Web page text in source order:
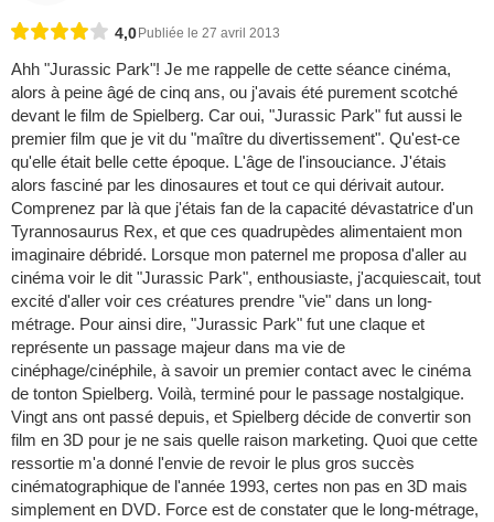
4,0 Publiée le 27 avril 2013
Ahh "Jurassic Park"! Je me rappelle de cette séance cinéma,
alors à peine âgé de cinq ans, ou j'avais été purement scotché
devant le film de Spielberg. Car oui, "Jurassic Park" fut aussi le
premier film que je vit du "maître du divertissement". Qu'est-ce
qu'elle était belle cette époque. L'âge de l'insouciance. J'étais
alors fasciné par les dinosaures et tout ce qui dérivait autour.
Comprenez par là que j'étais fan de la capacité dévastatrice d'un
Tyrannosaurus Rex, et que ces quadrupèdes alimentaient mon
imaginaire débridé. Lorsque mon paternel me proposa d'aller au
cinéma voir le dit "Jurassic Park", enthousiaste, j'acquiescait, tout
excité d'aller voir ces créatures prendre "vie" dans un long-
métrage. Pour ainsi dire, "Jurassic Park" fut une claque et
représente un passage majeur dans ma vie de
cinéphage/cinéphile, à savoir un premier contact avec le cinéma
de tonton Spielberg. Voilà, terminé pour le passage nostalgique.
Vingt ans ont passé depuis, et Spielberg décide de convertir son
film en 3D pour je ne sais quelle raison marketing. Quoi que cette
ressortie m'a donné l'envie de revoir le plus gros succès
cinématographique de l'année 1993, certes non pas en 3D mais
simplement en DVD. Force est de constater que le long-métrage,